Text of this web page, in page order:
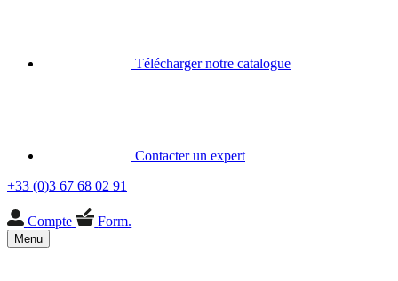
Télécharger notre catalogue
Contacter un expert
+33 (0)3 67 68 02 91
Compte Form.
Menu